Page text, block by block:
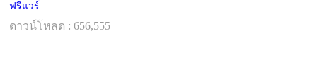
ฟรีแวร์
ดาวน์โหลด : 656,555